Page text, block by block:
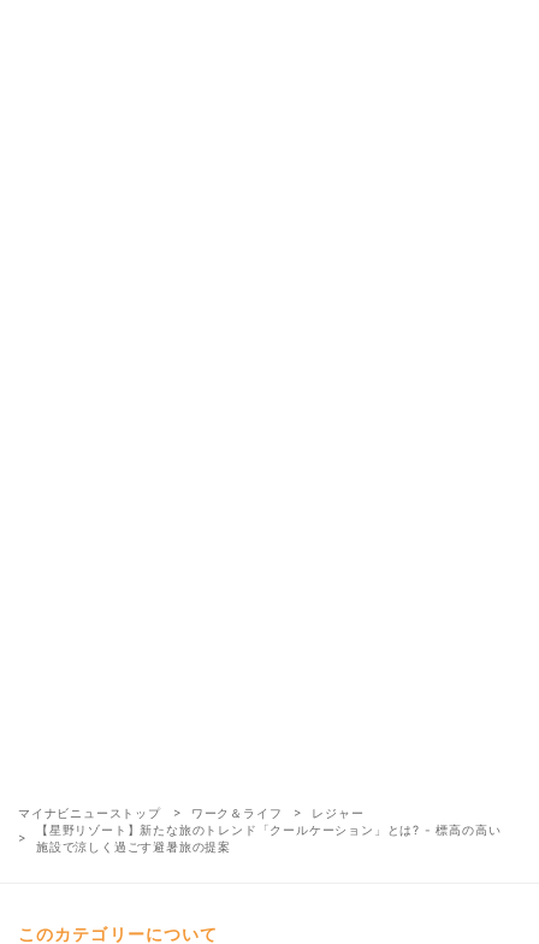
マイナビニューストップ ワーク＆ライフ
レジャー
【星野リゾート】新たな旅のトレンド「クールケーション」とは? - 標高の高い
施設で涼しく過ごす避暑旅の提案
このカテゴリーについて